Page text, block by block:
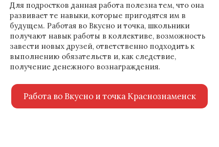
Для подростков данная работа полезна тем, что она
развивает те навыки, которые пригодятся им в
будущем. Работая во Вкусно и точка, школьники
получают навык работы в коллективе, возможность
завести новых друзей, ответственно подходить к
выполнению обязательств и, как следствие,
получение денежного вознаграждения.
Работа во Вкусно и точка Краснознаменск